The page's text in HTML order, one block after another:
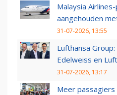
Malaysia
aangehouden
31-07-2026, 13:55
Lufthansa
Edelweiss en
31-07-2026, 13:17
Meer